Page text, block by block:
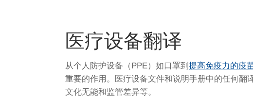
医疗设备翻译
从个人防护设备（PPE）如口罩到提高免疫力的疫
重要的作用。医疗设备文件和说明手册中的任何翻
文化无能和监管差异等。